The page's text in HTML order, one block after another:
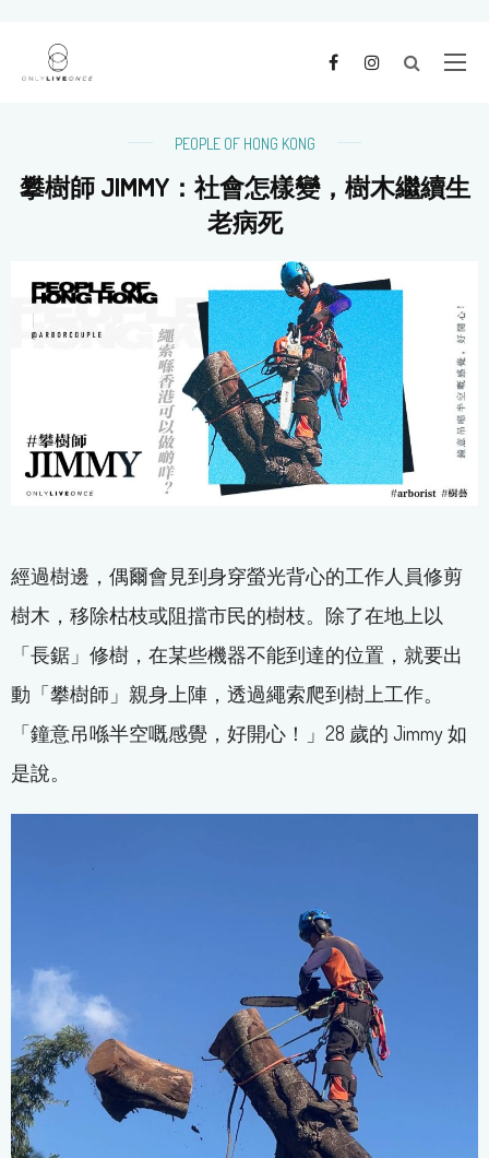
PEOPLE OF HONG KONG
攀樹師 JIMMY：社會怎樣變，樹木繼續生
老病死
經過樹邊，偶爾會見到身穿螢光背心的工作人員修剪
樹木，移除枯枝或阻擋市民的樹枝。除了在地上以
「長鋸」修樹，在某些機器不能到達的位置，就要出
動「攀樹師」親身上陣，透過繩索爬到樹上工作。
「鐘意吊喺半空嘅感覺，好開心！」28 歲的 Jimmy 如
是說。